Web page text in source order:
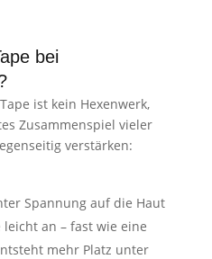
bei
ist kein Hexenwerk,
Zusammenspiel vieler
verstärken:
Spannung auf die Haut
an – fast wie eine
mehr Platz unter